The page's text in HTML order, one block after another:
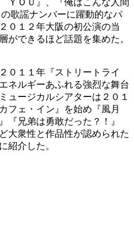
歌謡ナンバーに躍動的なパ
０１２年大阪の初公演の当
ができるほど話題を集めた。
１１年『ストリートライ
ネルギーあふれる強烈な舞台
ュージカルシアターは２０１
フェ・イン』を始め『風月
『兄弟は勇敢だった？！』
大衆性と作品性が認められた
紹介した。